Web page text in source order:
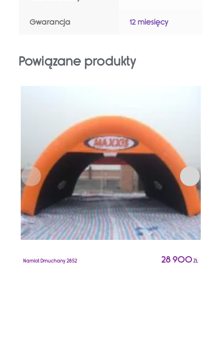
Gwarancja 12 miesięcy
Powiązane produkty
Namiot Dmuchany 2852 28 900ZŁ